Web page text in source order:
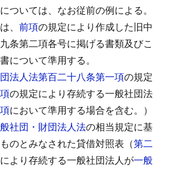
ついては、なお従前の例による。
、 前項の規定により作成した旧中
条第二項各号に掲げる書類及びこ
について準用する。
法人法第百二十八条第一項の規定
の規定により存続する一般社団法
において準用する場合を含む。）
社団・財団法人法の相当規定に基
のとみなされた貸借対照表（第二
より存続する一般社団法人が一般